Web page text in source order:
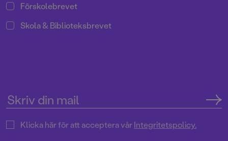
Förskolebrevet
Skola & Biblioteksbrevet
Klicka här för att acceptera vårIntegritetspolicy.